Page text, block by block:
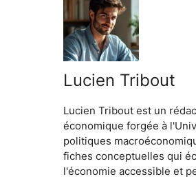
Lucien Tribout
Lucien Tribout est un
économique forgée à
politiques
fiches conceptuelles qui
l'économie accessible et